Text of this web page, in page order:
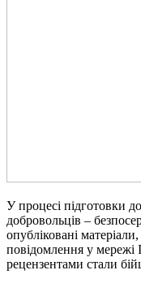
У процесі підготовки
добровольців –
опубліковані
повідомлення у мережі
рецензентами стали